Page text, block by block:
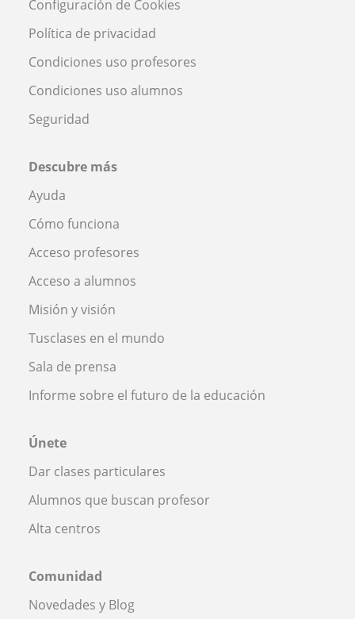
Configuración de Cookies
Política de privacidad
Condiciones uso profesores
Condiciones uso alumnos
Seguridad
Descubre más
Ayuda
Cómo funciona
Acceso profesores
Acceso a alumnos
Misión y visión
Tusclases en el mundo
Sala de prensa
Informe sobre el futuro de la educación
Únete
Dar clases particulares
Alumnos que buscan profesor
Alta centros
Comunidad
Novedades y Blog